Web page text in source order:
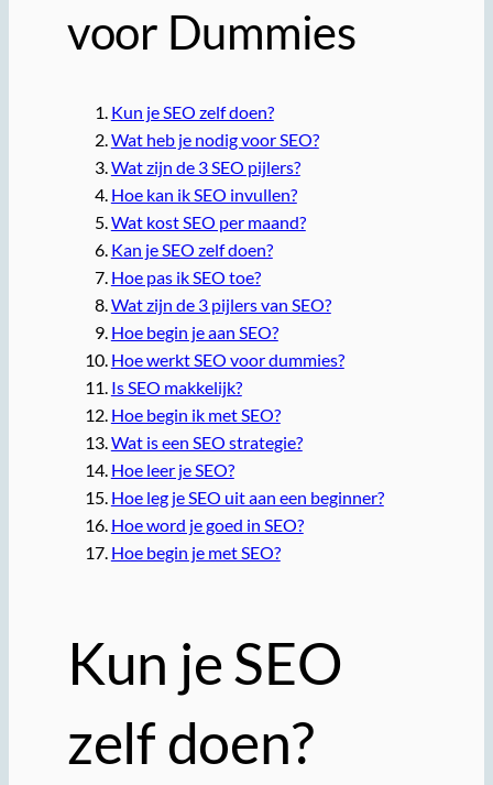
voor Dummies
Kun je SEO zelf doen?
Wat heb je nodig voor SEO?
Wat zijn de 3 SEO pijlers?
Hoe kan ik SEO invullen?
Wat kost SEO per maand?
Kan je SEO zelf doen?
Hoe pas ik SEO toe?
Wat zijn de 3 pijlers van SEO?
Hoe begin je aan SEO?
Hoe werkt SEO voor dummies?
Is SEO makkelijk?
Hoe begin ik met SEO?
Wat is een SEO strategie?
Hoe leer je SEO?
Hoe leg je SEO uit aan een beginner?
Hoe word je goed in SEO?
Hoe begin je met SEO?
Kun je SEO
zelf doen?